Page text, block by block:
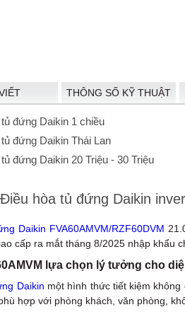
THÔNG SỐ KỸ THUẬT
đứng Daikin 1 chiều
đứng Daikin Thái Lan
đứng Daikin 20 Triệu - 30 Triệu
hòa tủ đứng Daikin
Daikin FVA60AMVM/RZF60DVM
cấp ra mắt tháng 8/2025 nhập khẩu
lựa chọn lý tưởng cho
Daikin một hình thức tiết kiệm
hợp với phòng khách, văn phòng,